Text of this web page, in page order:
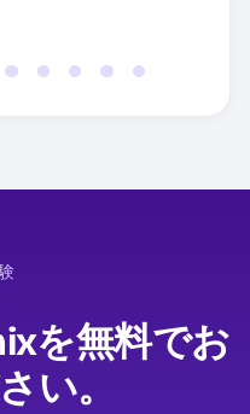
を無料でお
い。